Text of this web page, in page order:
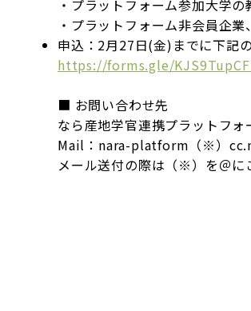
・プラットフォーム参加大学の
・プラットフォーム非会員企
申込：2月27日(金)までに下記
https://forms.gle/
■ お問い合わせ先
なら産地学官連携プラットフォ
Mail：nara-platform（※）
メール送付の際は（※）を＠に